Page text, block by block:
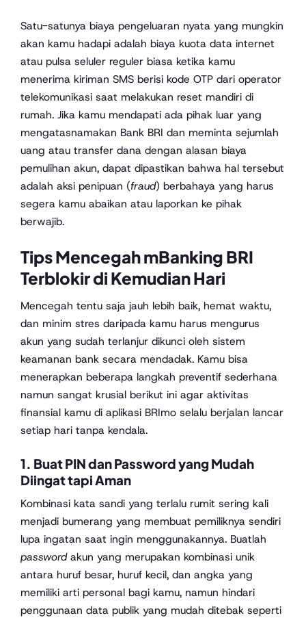
Satu-satunya biaya pengeluaran nyata yang mungkin
akan kamu hadapi adalah biaya kuota data internet
atau pulsa seluler reguler biasa ketika kamu
menerima kiriman SMS berisi kode OTP dari operator
telekomunikasi saat melakukan reset mandiri di
rumah. Jika kamu mendapati ada pihak luar yang
mengatasnamakan Bank BRI dan meminta sejumlah
uang atau transfer dana dengan alasan biaya
pemulihan akun, dapat dipastikan bahwa hal tersebut
adalah aksi penipuan (fraud) berbahaya yang harus
segera kamu abaikan atau laporkan ke pihak
berwajib.
Tips Mencegah mBanking BRI
Terblokir di Kemudian Hari
Mencegah tentu saja jauh lebih baik, hemat waktu,
dan minim stres daripada kamu harus mengurus
akun yang sudah terlanjur dikunci oleh sistem
keamanan bank secara mendadak. Kamu bisa
menerapkan beberapa langkah preventif sederhana
namun sangat krusial berikut ini agar aktivitas
finansial kamu di aplikasi BRImo selalu berjalan lancar
setiap hari tanpa kendala.
1. Buat PIN dan Password yang Mudah
Diingat tapi Aman
Kombinasi kata sandi yang terlalu rumit sering kali
menjadi bumerang yang membuat pemiliknya sendiri
lupa ingatan saat ingin menggunakannya. Buatlah
passwordakun yang merupakan kombinasi unik
antara huruf besar, huruf kecil, dan angka yang
memiliki arti personal bagi kamu, namun hindari
penggunaan data publik yang mudah ditebak seperti